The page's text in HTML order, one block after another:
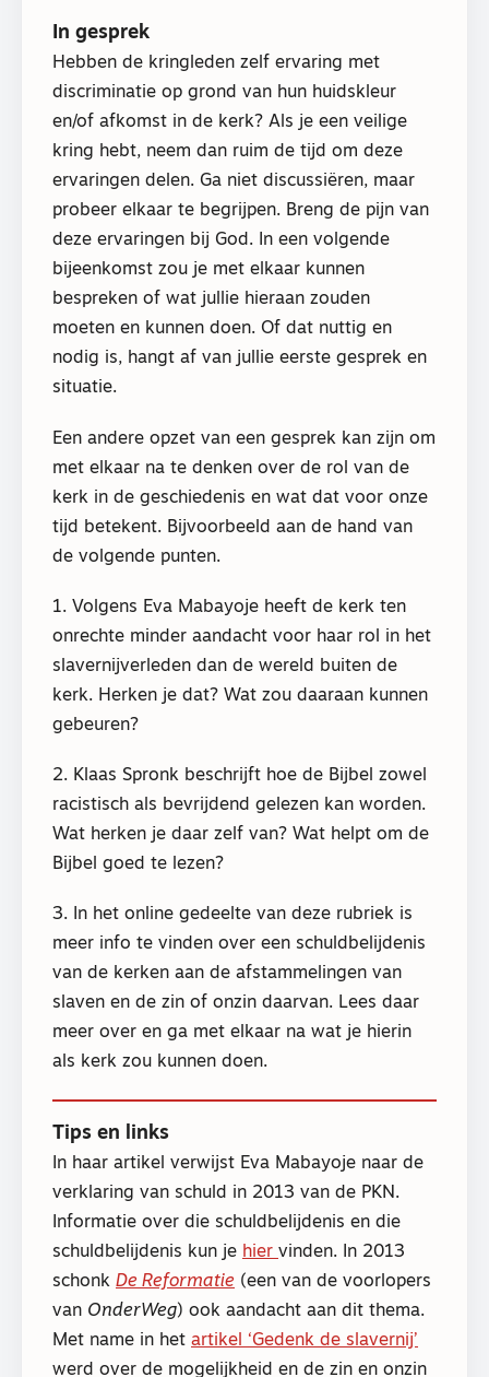
In gesprek
Hebben de kringleden zelf ervaring met
discriminatie op grond van hun huidskleur
en/of afkomst in de kerk? Als je een veilige
kring hebt, neem dan ruim de tijd om deze
ervaringen delen. Ga niet discussiëren, maar
probeer elkaar te begrijpen. Breng de pijn van
deze ervaringen bij God. In een volgende
bijeenkomst zou je met elkaar kunnen
bespreken of wat jullie hieraan zouden
moeten en kunnen doen. Of dat nuttig en
nodig is, hangt af van jullie eerste gesprek en
situatie.
Een andere opzet van een gesprek kan zijn om
met elkaar na te denken over de rol van de
kerk in de geschiedenis en wat dat voor onze
tijd betekent. Bijvoorbeeld aan de hand van
de volgende punten.
1. Volgens Eva Mabayoje heeft de kerk ten
onrechte minder aandacht voor haar rol in het
slavernijverleden dan de wereld buiten de
kerk. Herken je dat? Wat zou daaraan kunnen
gebeuren?
2. Klaas Spronk beschrijft hoe de Bijbel zowel
racistisch als bevrijdend gelezen kan worden.
Wat herken je daar zelf van? Wat helpt om de
Bijbel goed te lezen?
3. In het online gedeelte van deze rubriek is
meer info te vinden over een schuldbelijdenis
van de kerken aan de afstammelingen van
slaven en de zin of onzin daarvan. Lees daar
meer over en ga met elkaar na wat je hierin
als kerk zou kunnen doen.
Tips en links
In haar artikel verwijst Eva Mabayoje naar de
verklaring van schuld in 2013 van de PKN.
Informatie over die schuldbelijdenis en die
schuldbelijdenis kun je hier vinden. In 2013
schonk De Reformatie (een van de voorlopers
van OnderWeg) ook aandacht aan dit thema.
Met name in het artikel ‘Gedenk de slavernij’
werd over de mogelijkheid en de zin en onzin